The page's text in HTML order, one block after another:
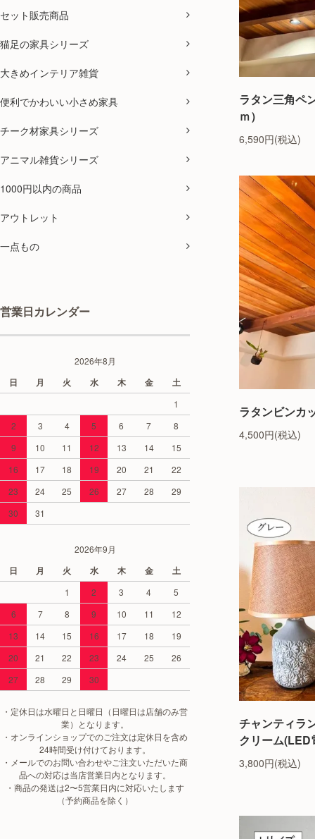
セット販売商品
猫足の家具シリーズ
大きめインテリア雑貨
便利でかわいい小さめ家具
チーク材家具シリーズ
アニマル雑貨シリーズ
1000円以内の商品
アウトレット
一点もの
営業日カレンダー
2026年8月
日 月 火 水 木 金 土
1
2
3 4 5 6 7
8
9
10 11 12 13 14
15
16
17 18 19 20 21
22
23
24 25 26 27 28
29
30
31
2026年9月
日 月 火 水 木 金 土
1 2 3 4
5
6
7 8 9 10 11
12
13
14 15 16 17 18
19
20
21 22 23 24 25
26
27
28 29 30
・定休日は水曜日と日曜日（日曜日は店舗のみ営
業）となります。
・オンラインショップでのご注文は定休日を含め
24時間受け付けております。
・メールでのお問い合わせやご注文いただいた商
品への対応は当店営業日内となります。
・商品の発送は2〜5営業日内に対応いたします
（予約商品を除く）
ラタン三角ペ
ｍ）
6,590円(税込)
ラタンビンカ
4,500円(税込)
チャンティラ
クリーム(LED
3,800円(税込)